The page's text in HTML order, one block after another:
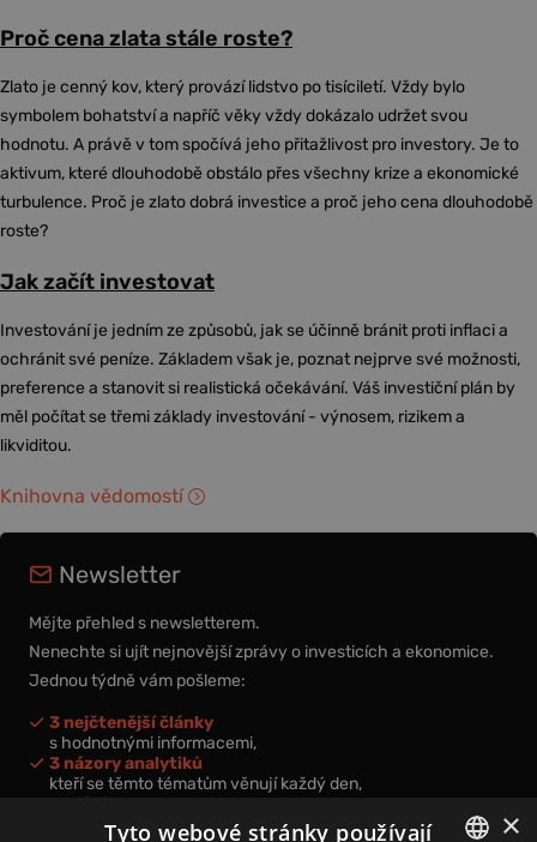
Proč cena zlata stále roste?
Zlato je cenný kov, který provází lidstvo po tisíciletí. Vždy bylo
symbolem bohatství a napříč věky vždy dokázalo udržet svou
hodnotu. A právě v tom spočívá jeho přitažlivost pro investory. Je to
aktivum, které dlouhodobě obstálo přes všechny krize a ekonomické
turbulence. Proč je zlato dobrá investice a proč jeho cena dlouhodobě
roste?
Jak začít investovat
Investování je jedním ze způsobů, jak se účinně bránit proti inflaci a
ochránit své peníze. Základem však je, poznat nejprve své možnosti,
preference a stanovit si realistická očekávání. Váš investiční plán by
měl počítat se třemi základy investování - výnosem, rizikem a
likviditou.
Knihovna vědomostí
Newsletter
Mějte přehled s newsletterem.
Nenechte si ujít nejnovější zprávy o investicích a ekonomice.
Jednou týdně vám pošleme:
3 nejčtenější články
s hodnotnými informacemi,
3 názory analytiků
kteří se těmto tématům věnují každý den,
nová videa a podcasty
k prohloubení vašich znalostí.
×
Tyto webové stránky používají